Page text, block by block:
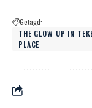
Getagd:
THE GLOW UP IN
PLACE